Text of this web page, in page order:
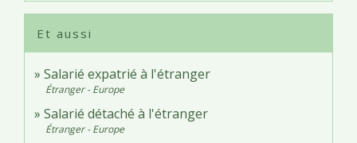
Et aussi
Salarié expatrié à l'étranger
Étranger - Europe
Salarié détaché à l'étranger
Étranger - Europe